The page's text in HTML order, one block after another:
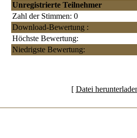
Unregistrierte Teilnehmer
Zahl der Stimmen: 0
Download-Bewertung :
Höchste Bewertung:
Niedrigste Bewertung:
[ Datei